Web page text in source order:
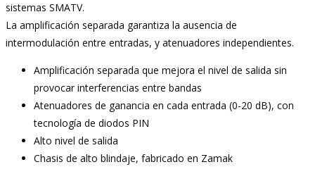
sistemas SMATV.
La amplificación separada garantiza la ausencia de
intermodulación entre entradas, y atenuadores independientes.
Amplificación separada que mejora el nivel de salida sin
provocar interferencias entre bandas
Atenuadores de ganancia en cada entrada (0-20 dB), con
tecnología de diodos PIN
Alto nivel de salida
Chasis de alto blindaje, fabricado en Zamak